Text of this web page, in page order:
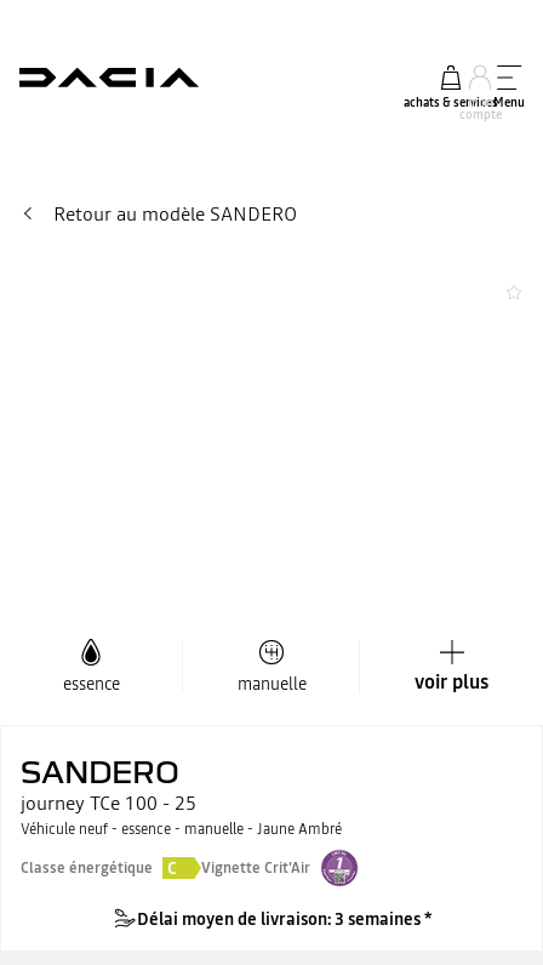
achats & services
mon
compte
Menu
Retour au modèle SANDERO
essence manuelle voir plus
SANDERO
journey TCe 100 - 25
Véhicule neuf - essence - manuelle - Jaune Ambré
Classe énergétique
C Vignette Crit'Air
Délai moyen de livraison: 3 semaines *